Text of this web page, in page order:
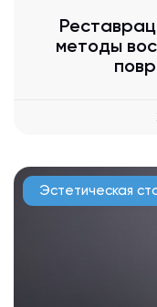
методы
Эстетическая